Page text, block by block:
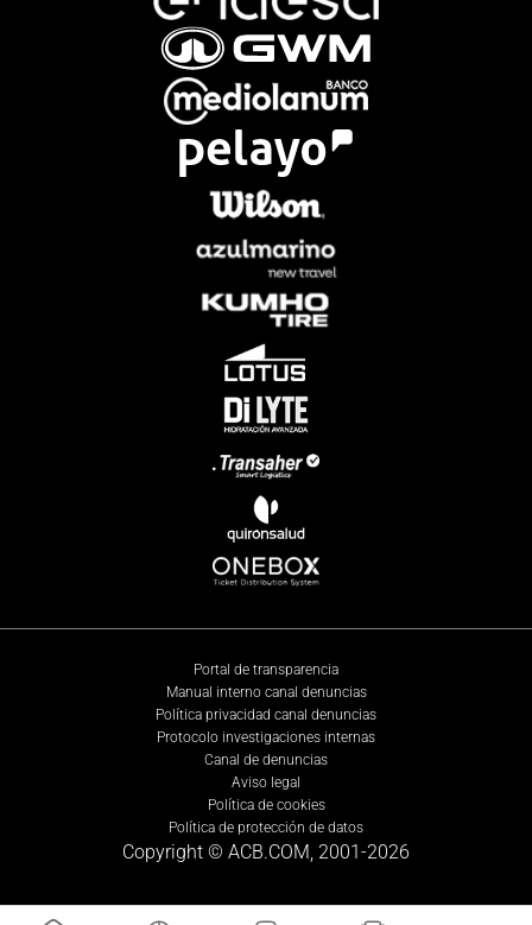
Portal de transparencia
Manual interno canal denuncias
Política privacidad canal denuncias
Protocolo investigaciones internas
Canal de denuncias
Aviso legal
Política de cookies
Política de protección de datos
Copyright © ACB.COM, 2001-2026